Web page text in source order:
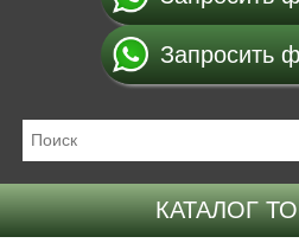
Запросить
КАТАЛОГ